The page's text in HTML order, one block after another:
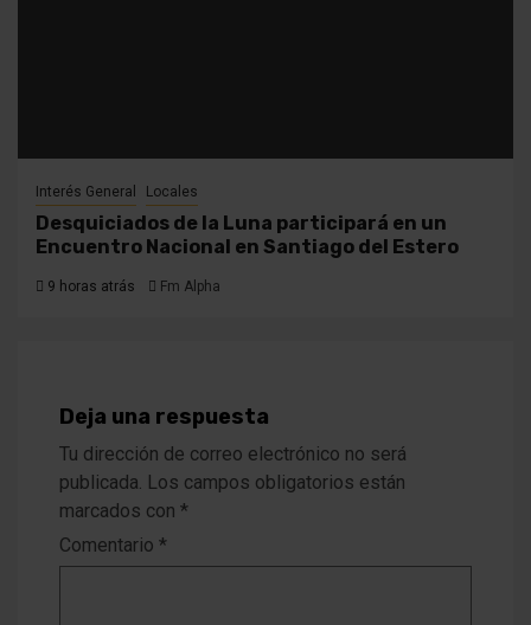
Interés General Locales
Desquiciados de la Luna participará en un
Encuentro Nacional en Santiago del Estero
9 horas atrás Fm Alpha
Deja una respuesta
Tu dirección de correo electrónico no será
publicada. Los campos obligatorios están
marcados con *
Comentario *